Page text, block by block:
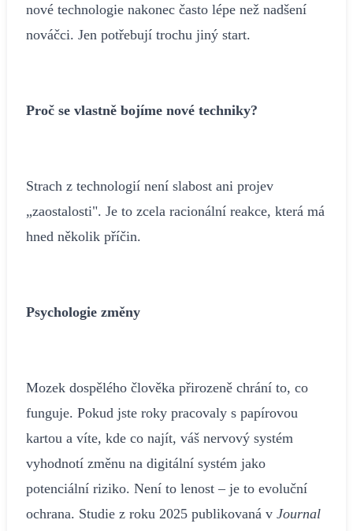
nové technologie nakonec často lépe než nadšení
nováčci. Jen potřebují trochu jiný start.
Proč se vlastně bojíme nové techniky?
Strach z technologií není slabost ani projev
„zaostalosti". Je to zcela racionální reakce, která má
hned několik příčin.
Psychologie změny
Mozek dospělého člověka přirozeně chrání to, co
funguje. Pokud jste roky pracovaly s papírovou
kartou a víte, kde co najít, váš nervový systém
vyhodnotí změnu na digitální systém jako
potenciální riziko. Není to lenost – je to evoluční
ochrana. Studie z roku 2025 publikovaná v Journal